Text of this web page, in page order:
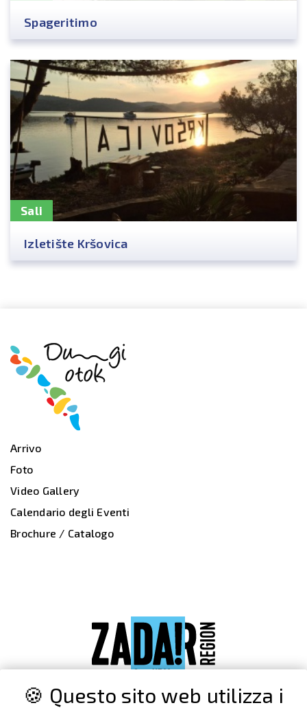
Spageritimo
Sali
Izletište Kršovica
Arrivo
Foto
Video Gallery
Calendario degli Eventi
Brochure / Catalogo
🍪 Questo sito web utilizza i